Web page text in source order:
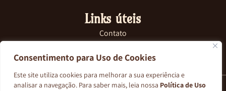
Consentimento para Uso de Cookies
Este site utiliza cookies para melhorar a sua experiência e
analisar a navegação. Para saber mais, leia nossa Política de Uso
Links úteis
Contato
Na Imprensa